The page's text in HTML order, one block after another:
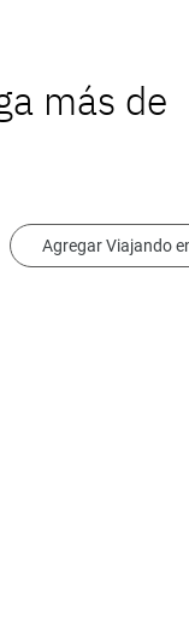
más de
Agregar Viajando